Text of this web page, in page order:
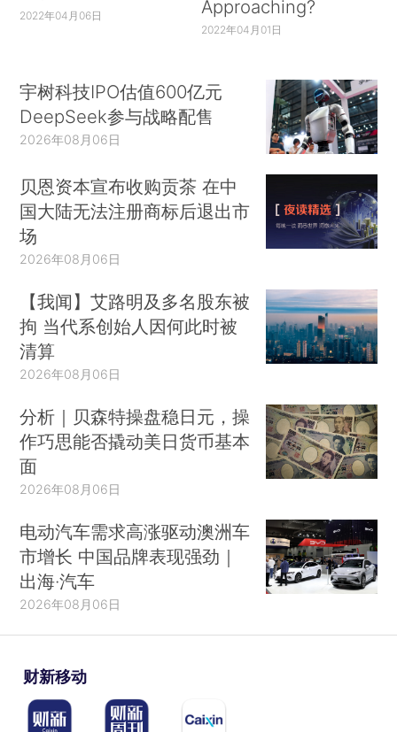
2022年04月06日
Approaching?
2022年04月01日
宇树科技IPO估值600亿元
DeepSeek参与战略配售
2026年08月06日
贝恩资本宣布收购贡茶 在中
国大陆无法注册商标后退出市
场
2026年08月06日
【我闻】艾路明及多名股东被
拘 当代系创始人因何此时被
清算
2026年08月06日
分析｜贝森特操盘稳日元，操
作巧思能否撬动美日货币基本
面
2026年08月06日
电动汽车需求高涨驱动澳洲车
市增长 中国品牌表现强劲｜
出海·汽车
2026年08月06日
财新移动